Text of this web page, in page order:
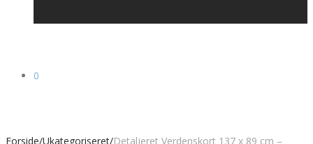
0
Forside/Ukategoriseret/Detaljeret Verdenskort 137 x 89 cm –